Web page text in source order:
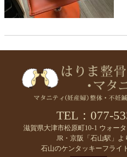
TEL：077-
滋賀県大津市松原町10-1 ウォータ
JR・京阪「石山駅」よ
石山のケンタッキーフライ